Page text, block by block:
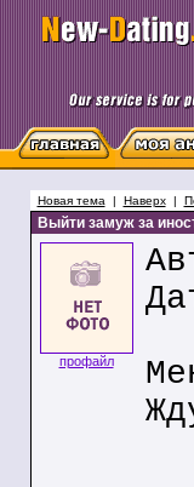
Новая тема | Наверх|
Выйти замуж за
профайл